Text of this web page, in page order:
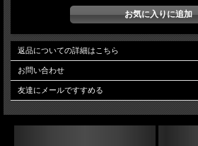
ケースに装着の上、本品を貼付けさせてください。
返品についての詳細はこちら
お問い合わせ
友達にメールですすめる